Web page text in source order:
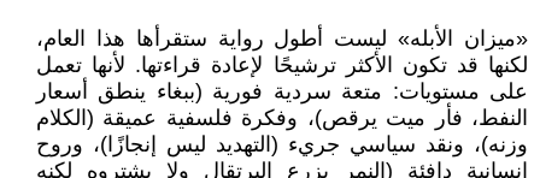
«ميزان الأبله» ليست أطول رواية ستقرأها هذا العام،
لكنها قد تكون الأكثر ترشيحًا لإعادة قراءتها. لأنها تعمل
على مستويات: متعة سردية فورية (ببغاء ينطق أسعار
النفط، فأر ميت يرقص)، وفكرة فلسفية عميقة (الكلام
وزنه)، ونقد سياسي جريء (التهديد ليس إنجازًا)، وروح
إنسانية دافئة (النمر يزرع البرتقال ولا يشتروه لكنه